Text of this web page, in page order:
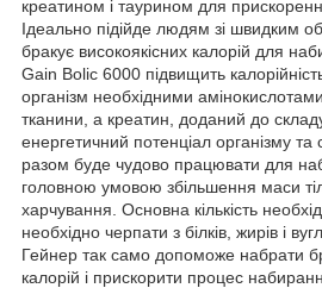
креатином і таурином для
Ідеально підійде людям зі швидким
бракує високоякісних калорій для
Gain Bolic 6000 підвищить
організм необхідними
тканини, а креатин, доданий до
енергетичний потенціал організму
разом буде чудово працювати для
головною умовою збільшення маси
харчування. Основна кількість
необхідно черпати з білків, жирів і
Гейнер так само допоможе набрати
калорій і прискорити процес